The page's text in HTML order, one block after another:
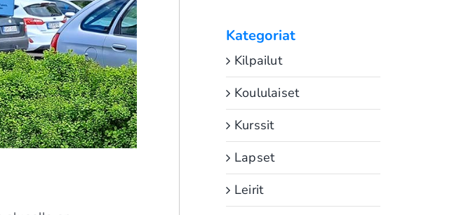
Kategoriat
Kilpailut
Koululaiset
Kurssit
Lapset
Leirit